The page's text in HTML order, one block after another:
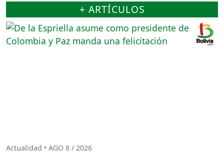
+ ARTÍCULOS
Actualidad • AGO 8 / 2026